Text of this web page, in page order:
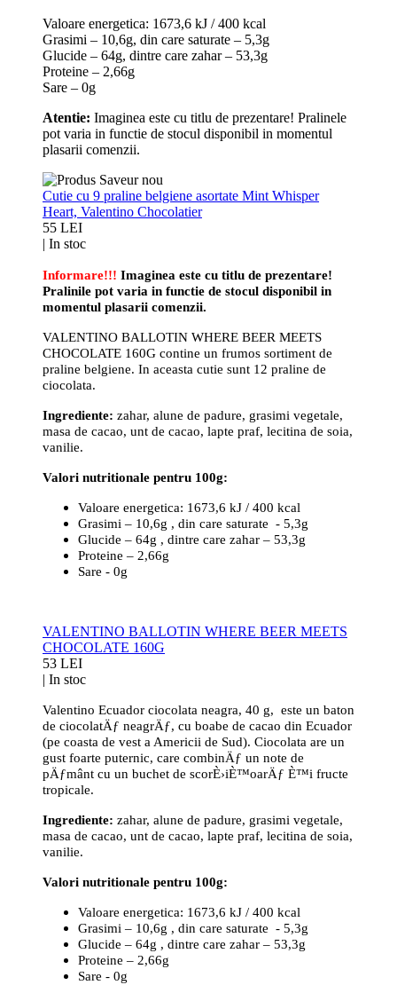
Valoare energetica: 1673,6 kJ / 400 kcal
Grasimi – 10,6g, din care saturate – 5,3g
Glucide – 64g, dintre care zahar – 53,3g
Proteine – 2,66g
Sare – 0g
Atentie: Imaginea este cu titlu de prezentare! Pralinele
pot varia in functie de stocul disponibil in momentul
plasarii comenzii.
Cutie cu 9 praline belgiene asortate Mint Whisper
Heart, Valentino Chocolatier
55 LEI
| In stoc
Informare!!! Imaginea este cu titlu de prezentare!
Pralinile pot varia in functie de stocul disponibil in
momentul plasarii comenzii.
VALENTINO BALLOTIN WHERE BEER MEETS
CHOCOLATE 160G contine un frumos sortiment de
praline belgiene. In aceasta cutie sunt 12 praline de
ciocolata.
Ingrediente: zahar, alune de padure, grasimi vegetale,
masa de cacao, unt de cacao, lapte praf, lecitina de soia,
vanilie.
Valori nutritionale pentru 100g:
Valoare energetica: 1673,6 kJ / 400 kcal
Grasimi – 10,6g , din care saturate - 5,3g
Glucide – 64g , dintre care zahar – 53,3g
Proteine – 2,66g
Sare - 0g
VALENTINO BALLOTIN WHERE BEER MEETS
CHOCOLATE 160G
53 LEI
| In stoc
Valentino Ecuador ciocolata neagra, 40 g, este un baton
de ciocolatÄƒ neagrÄƒ, cu boabe de cacao din Ecuador
(pe coasta de vest a Americii de Sud). Ciocolata are un
gust foarte puternic, care combinÄƒ un note de
pÄƒmânt cu un buchet de scorÈ›iÈ™oarÄƒ È™i fructe
tropicale.
Ingrediente: zahar, alune de padure, grasimi vegetale,
masa de cacao, unt de cacao, lapte praf, lecitina de soia,
vanilie.
Valori nutritionale pentru 100g:
Valoare energetica: 1673,6 kJ / 400 kcal
Grasimi – 10,6g , din care saturate - 5,3g
Glucide – 64g , dintre care zahar – 53,3g
Proteine – 2,66g
Sare - 0g